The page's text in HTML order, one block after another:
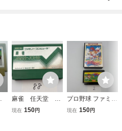
麻雀 任天堂 FC
ファミコン ソ
現在 150円
プロ野球 ファミリ
ースタジアム 任
現在 150円